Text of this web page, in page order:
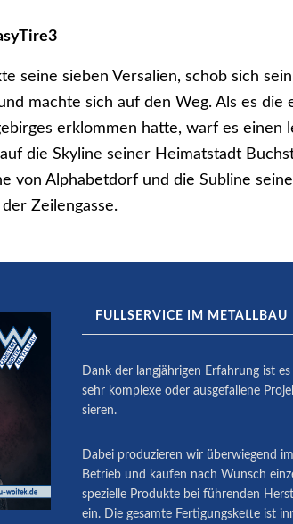
seine sieben Versalien, schob sich
machte sich auf den Weg. Als es die
erklommen hatte, warf es einen
die Skyline seiner Heimatstadt
von Alphabetdorf und die Subline
Zeilengasse.
FULLSERVICE IM METALLBAU
Dank der langjährigen Erfahrung ist
sehr komplexe oder ausge­fallene
sieren.
Dabei produ­zieren wir überwiegend
Betrieb und kaufen nach Wunsch
spezielle Produkte bei führenden
ein. Die gesamte Fertigungskette ist